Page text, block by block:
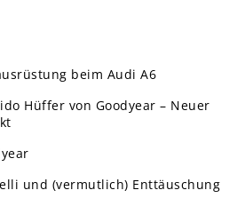
beim Audi A6
Hüffer von Goodyear – Neuer
und (vermutlich) Enttäuschung